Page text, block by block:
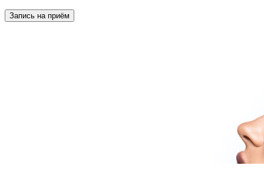
Запись на приём